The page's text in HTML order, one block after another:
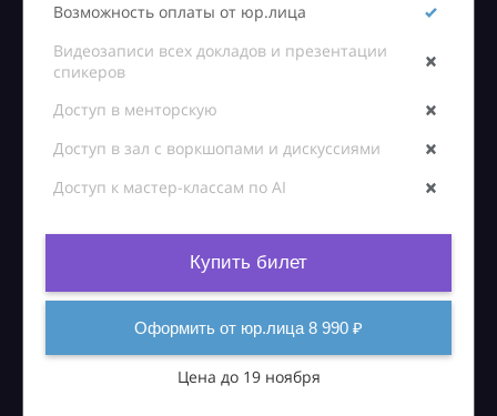
Возможность оплаты от юр.лица
Видеозаписи всех докладов и презентации
спикеров
Доступ в менторскую
Доступ в зал с воркшопами и дискуссиями
Доступ к мастер-классам по AI
Купить билет
Оформить от юр.лица 8 990 ₽
Цена до 19 ноября